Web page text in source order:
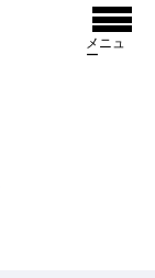
メニュ
ー